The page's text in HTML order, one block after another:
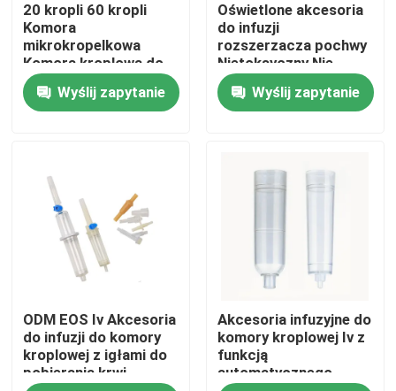
Dom
O nas
Wycieczka po fabryce
Kontrola jakości
Skontaktuj się z nami
20 kropli 60 kropli
Komora
mikrokropelkowa
Komora kroplowa do
wężyków dożylnych
Wyślij zapytanie
Oświetlone akcesoria
do infuzji
rozszerzacza pochwy
Nietoksyczny Nie
drażniący
Wyślij zapytanie
ODM EOS Iv Akcesoria
do infuzji do komory
kroplowej z igłami do
pobierania krwi
Akcesoria infuzyjne do
komory kroplowej Iv z
funkcją
automatycznego